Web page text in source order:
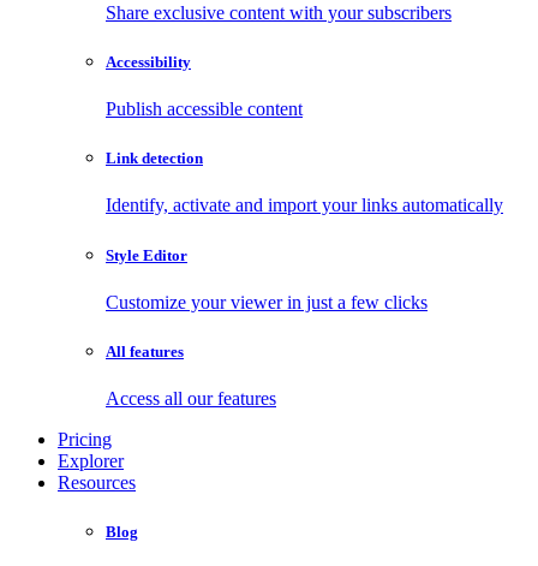
Share exclusive content with your subscribers
Accessibility
Publish accessible content
Link detection
Identify, activate and import your links automatically
Style Editor
Customize your viewer in just a few clicks
All features
Access all our features
Pricing
Explorer
Resources
Blog